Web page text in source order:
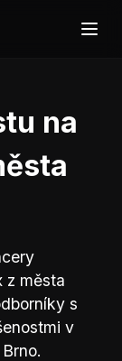
na
z města
s
v